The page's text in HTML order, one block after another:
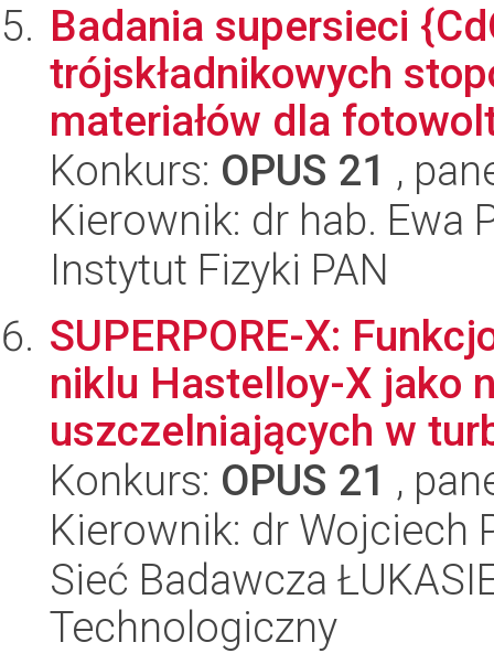
Badania supersieci
trójskładnikowych
materiałów dla
Konkurs: OPUS 21 ,
Kierownik: dr hab. Ewa
Instytut Fizyki PAN
SUPERPORE-X:
niklu Hastelloy-X jako
uszczelniających w
Konkurs: OPUS 21 ,
Kierownik: dr Wojciech
Sieć Badawcza
Technologiczny